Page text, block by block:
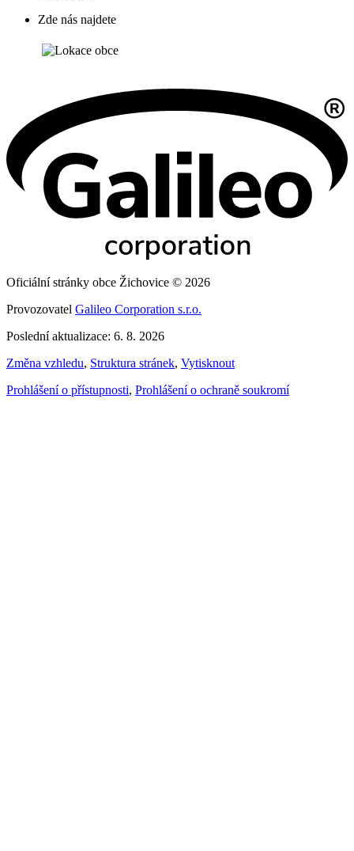
Zde nás najdete
Oficiální stránky obce Žichovice © 2026
Provozovatel Galileo Corporation s.r.o.
Poslední aktualizace: 6. 8. 2026
Změna vzhledu, Struktura stránek, Vytisknout
Prohlášení o přístupnosti, Prohlášení o ochraně soukromí